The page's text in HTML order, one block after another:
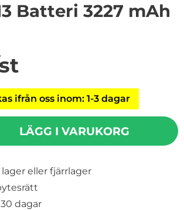
Batteri 3227 mAh
ifrån oss inom: 1-3 dagar
LÄGG I VARUKORG
lager eller fjärrlager
dagar